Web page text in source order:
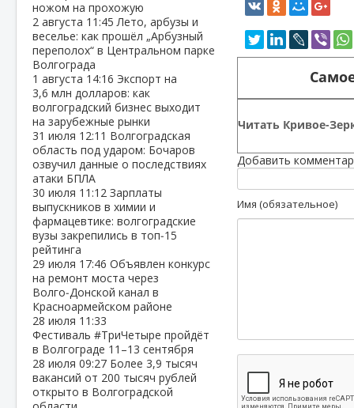
ножом на прохожую
2 августа 11:45Лето, арбузы и
веселье: как прошёл „Арбузный
переполох“ в Центральном парке
Волгограда
1 августа 14:16 Экспорт на
3,6 млн долларов: как
волгоградский бизнес выходит
на зарубежные рынки
31 июля 12:11 Волгоградская
область под ударом: Бочаров
озвучил данные о последствиях
атаки БПЛА
30 июля 11:12 Зарплаты
выпускников в химии и
фармацевтике: волгоградские
вузы закрепились в топ‑15
рейтинга
29 июля 17:46 Объявлен конкурс
на ремонт моста через
Волго‑Донской канал в
Красноармейском районе
28 июля 11:33
Фестиваль #ТриЧетыре пройдёт
в Волгограде 11–13 сентября
28 июля 09:27 Более 3,9 тысяч
вакансий от 200 тысяч рублей
открыто в Волгоградской
Читать Кривое-
Добавить
Имя (обязательное)